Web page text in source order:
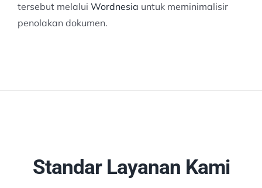
tersebut melalui Wordnesia untuk meminimalisir
penolakan dokumen.
Standar Layanan Kami